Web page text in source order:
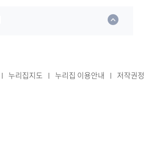
누리집지도 누리집 이용안내 저작권